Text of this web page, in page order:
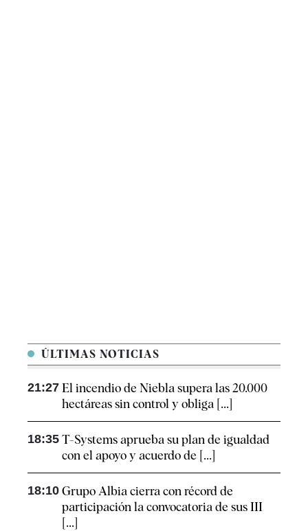
ÚLTIMAS NOTICIAS
21:27 El incendio de Niebla supera las 20.000
hectáreas sin control y obliga [...]
18:35 T-Systems aprueba su plan de igualdad
con el apoyo y acuerdo de [...]
18:10 Grupo Albia cierra con récord de
participación la convocatoria de sus III
[...]